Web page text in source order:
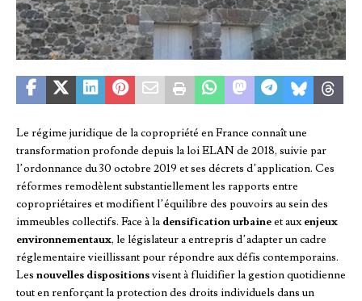
Le régime juridique de la copropriété en France connaît une
transformation profonde depuis la loi ELAN de 2018, suivie par
l’ordonnance du 30 octobre 2019 et ses décrets d’application. Ces
réformes remodèlent substantiellement les rapports entre
copropriétaires et modifient l’équilibre des pouvoirs au sein des
immeubles collectifs. Face à la densification urbaineet auxenjeux
environnementaux, le législateur a entrepris d’adapter un cadre
réglementaire vieillissant pour répondre aux défis contemporains.
Les nouvelles dispositionsvisent à fluidifier la gestion quotidienne
tout en renforçant la protection des droits individuels dans un